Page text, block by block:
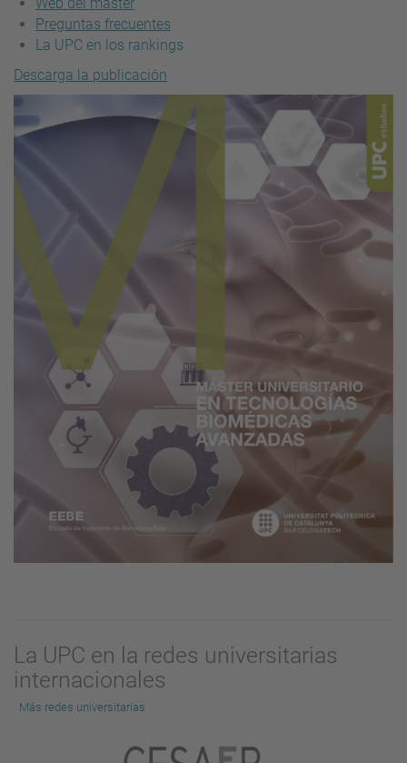
Web del máster
Preguntas frecuentes
La UPC en los rankings
Descarga la publicación
La UPC en la redes universitarias
internacionales
Más redes universitarias